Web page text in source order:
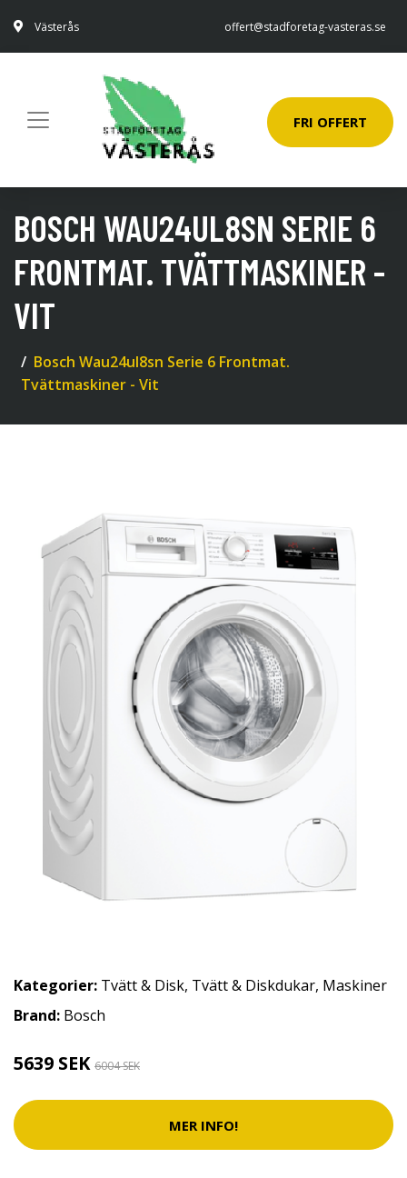
Västerås offert@stadforetag-vasteras.se
FRI OFFERT
BOSCH WAU24UL8SN SERIE 6
FRONTMAT. TVÄTTMASKINER -
VIT
Bosch Wau24ul8sn Serie 6 Frontmat.
Tvättmaskiner - Vit
Kategorier: Tvätt & Disk, Tvätt & Diskdukar, Maskiner
Brand: Bosch
5639 SEK 6004 SEK
MER INFO!